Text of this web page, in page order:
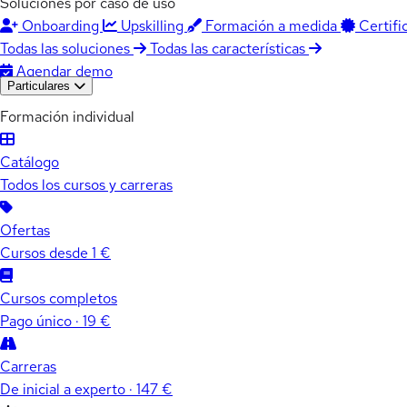
Onboarding
Upskilling Formación a medida
Todas las soluciones
Todas las características
Agendar demo
Particulares
Formación individual
Catálogo
Todos los cursos y carreras
Ofertas
Cursos desde 1 €
Cursos completos
Pago único · 19 €
Carreras
De inicial a experto · 147 €